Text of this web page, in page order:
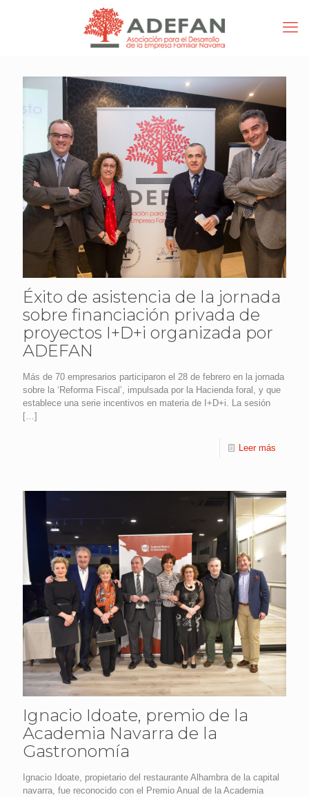
Éxito de asistencia de la jornada
sobre financiación privada de
proyectos I+D+i organizada por
ADEFAN
Más de 70 empresarios participaron el 28 de febrero en la jornada
sobre la ‘Reforma Fiscal’, impulsada por la Hacienda foral, y que
establece una serie incentivos en materia de I+D+i. La sesión
[…]
Leer más
Ignacio Idoate, premio de la
Academia Navarra de la
Gastronomía
Ignacio Idoate, propietario del restaurante Alhambra de la capital
navarra, fue reconocido con el Premio Anual de la Academia